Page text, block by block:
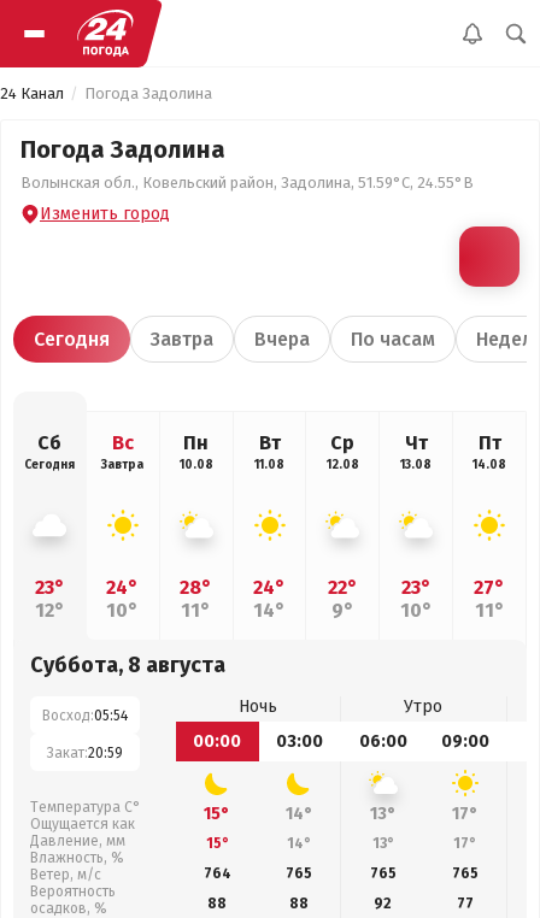
24 Канал Погода Задолина
Погода Задолина
Волынская обл., Ковельский район, Задолина, 51.59°С, 24.55°В
Изменить город
Сегодня Завтра Вчера По часам
Сб
Сегодня
23°
12°
Вс
Завтра
24°
10°
Пн
10.08
28°
11°
Вт
11.08
24°
14°
Ср
12.08
22°
9°
Чт
13.08
23°
10°
Пт
14.08
27°
11°
Суббота, 8 августа
Восход:05:54
Закат:20:59
Температура С°
Ощущается как
Давление, мм
Влажность, %
Ветер, м/с
Вероятность
осадков, %
Ночь
Утро
00:00
03:00 06:00 09:00
15° 14° 13° 17°
15° 14° 13° 17°
764
765 765 765
88
88 92 77